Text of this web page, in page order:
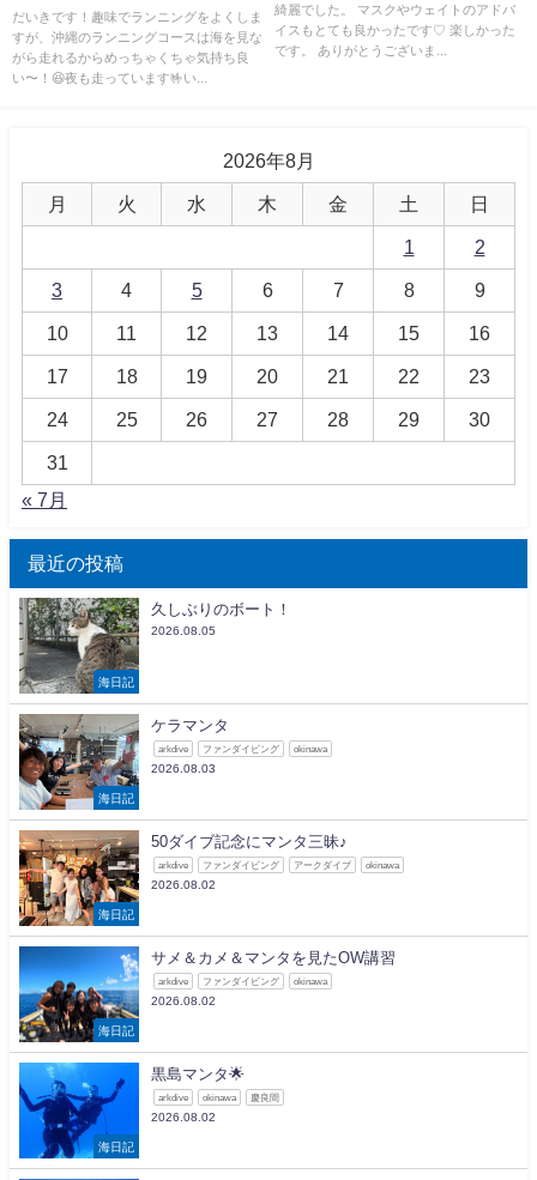
だいきです！趣味でランニングをよくしま
すが、沖縄のランニングコースは海を見な
がら走れるからめっちゃくちゃ気持ち良
い〜！😆夜も走っています🤟い...
綺麗でした。 マスクやウェイトのアドバ
イスもとても良かったです♡ 楽しかった
です。 ありがとうございま...
2026年8月
月 火 水 木 金 土 日
1 2
3 4 5 6 7 8 9
10 11 12 13 14 15 16
17 18 19 20 21 22 23
24 25 26 27 28 29 30
31
« 7月
最近の投稿
海日記
久しぶりのボート！
2026.08.05
海日記
ケラマンタ
arkdive ファンダイビング okinawa
2026.08.03
海日記
50ダイブ記念にマンタ三昧♪
arkdive ファンダイビング アークダイブ okinawa
2026.08.02
海日記
サメ＆カメ＆マンタを見たOW講習
arkdive ファンダイビング okinawa
2026.08.02
海日記
黒島マンタ🌟
arkdive okinawa 慶良間
2026.08.02